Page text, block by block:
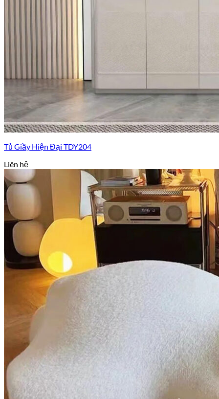
Tủ Giầy Hiện Đại TDY204
Liên hệ